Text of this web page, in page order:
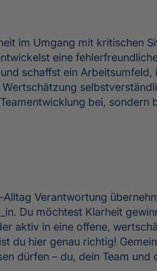
im Umgang mit kritischen
eine
schaffst ein Arbeitsumfeld,
bei, sondern
Verantwortung
Du möchtest Klarheit
aktiv in eine offene,
du hier genau richtig!
dürfen – du, dein Team und